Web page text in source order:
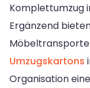
Komplettumzug
Ergänzend
Umzugskartons
Organisation